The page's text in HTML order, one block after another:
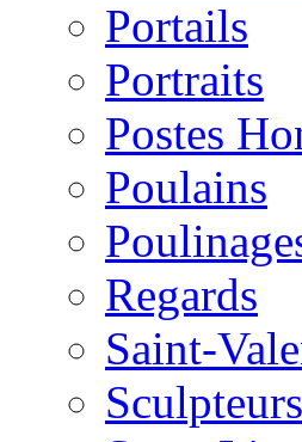
Portails
Portraits
Postes
Poulains
Regards
Saint-
Sculpteurs